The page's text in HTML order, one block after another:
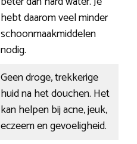
hebt daarom veel minder
schoonmaakmiddelen
nodig.
Geen droge, trekkerige
huid na het douchen. Het
kan helpen bij acne, jeuk,
eczeem en gevoeligheid.